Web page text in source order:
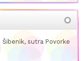
Šibenik, sutra Povorke